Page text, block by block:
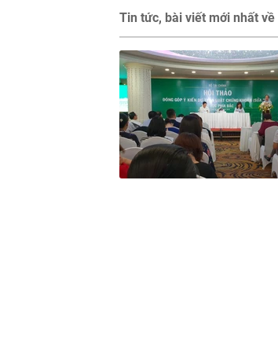
08:11
08:11
08:10
08:05
08:04
Tin tức, bài viết mới nhất về